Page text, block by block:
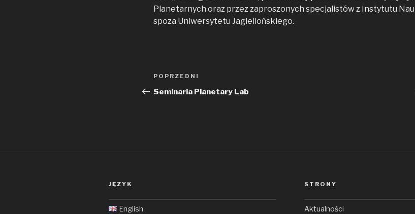
Planetarnych oraz przez zaproszonych specjalistów z Instytutu
spoza Uniwersytetu Jagiellońskiego.
Zobacz
wpisy
Poprzedni
wpis
POPRZEDNI
Seminaria Planetary Lab
JĘZYK
English
STRONY
Aktualności